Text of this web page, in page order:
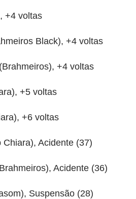
+4 voltas
Black), +4 voltas
+4 voltas
+5 voltas
+6 voltas
Acidente (37)
Acidente (36)
Suspensão (28)